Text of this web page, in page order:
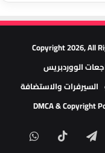
الووردبريس
السيرفرات والاستضافة
DMCA & Copyright
تيلقرام ‫TikTok